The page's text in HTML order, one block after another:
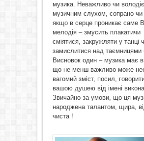
музика. Неважливо чи
музичним слухом, сопрано чи
якщо в серце проникає саме
мелодія – змусить плакатичи
сміятися, закружляти у танці
замислитися над таємницями
Висновок один – музика має
що не менш важливо може
вагомий зміст, посил,
вашою душею від імені
Звичайно за умови, що ця
народжена талантом, щира,
чиста !